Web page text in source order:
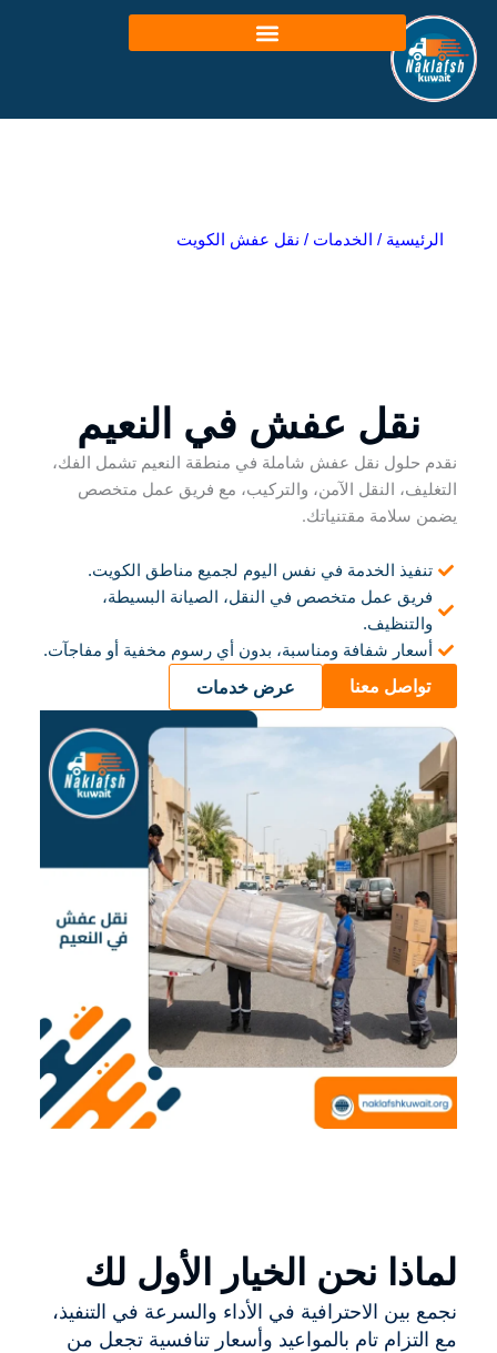
إلى
المحتوى
الرئيسية / الخدمات / نقل عفش الكويت
نقل عفش في النعيم
نقدم حلول نقل عفش شاملة في منطقة النعيم تشمل الفك،
التغليف، النقل الآمن، والتركيب، مع فريق عمل متخصص
يضمن سلامة مقتنياتك.
تنفيذ الخدمة في نفس اليوم لجميع مناطق الكويت.
فريق عمل متخصص في النقل، الصيانة البسيطة،
والتنظيف.
أسعار شفافة ومناسبة، بدون أي رسوم مخفية أو مفاجآت.
تواصل معنا عرض خدمات
لماذا نحن الخيار الأول لك
نجمع بين الاحترافية في الأداء والسرعة في التنفيذ،
مع التزام تام بالمواعيد وأسعار تنافسية تجعل من